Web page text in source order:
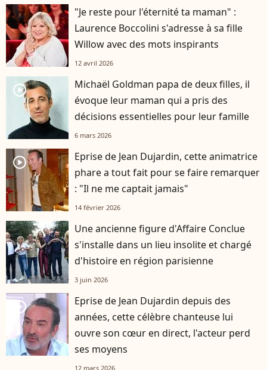
"Je reste pour l'éternité ta maman" :
Laurence Boccolini s'adresse à sa fille
Willow avec des mots inspirants
12 avril 2026
player2
Michaël Goldman papa de deux filles, il
évoque leur maman qui a pris des
décisions essentielles pour leur famille
6 mars 2026
player2
Eprise de Jean Dujardin, cette animatrice
phare a tout fait pour se faire remarquer
: "Il ne me captait jamais"
14 février 2026
Une ancienne figure d'Affaire Conclue
s'installe dans un lieu insolite et chargé
d'histoire en région parisienne
3 juin 2026
player2
Eprise de Jean Dujardin depuis des
années, cette célèbre chanteuse lui
ouvre son cœur en direct, l'acteur perd
ses moyens
12 mars 2026